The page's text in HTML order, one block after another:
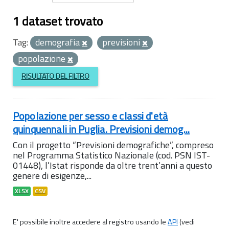
1 dataset trovato
Tag: demografia
previsioni
popolazione
RISULTATO DEL FILTRO
Popolazione per sesso e classi d'età
quinquennali in Puglia. Previsioni demog...
Con il progetto “Previsioni demografiche”, compreso
nel Programma Statistico Nazionale (cod. PSN IST-
01448), l’Istat risponde da oltre trent’anni a questo
genere di esigenze,...
XLSX CSV
E' possibile inoltre accedere al registro usando leAPI(vedi